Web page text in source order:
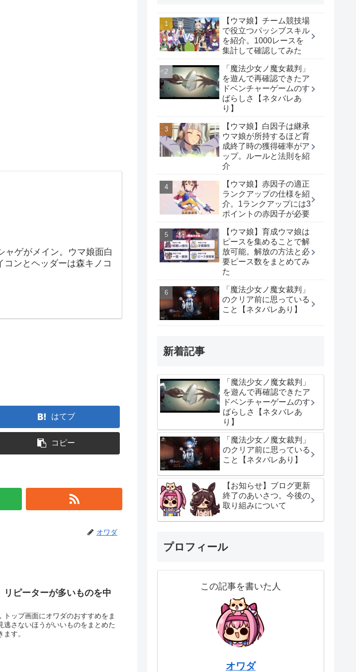
ャゲがメイン。ウマ娘面白
ンとヘッダーは森キノコ
はてブ
コピー
オワダ
リピーターが多いものを中
ップ画面にオワダのおすすめをま
さないほうがいいものをまとめた
す。
【ウマ娘】チーム競技場
で役立つパッシブスキル
を紹介。1000レースを
集計して確認してみた
「魔法少女ノ魔女裁判」
を遊んで再確認できたア
ドベンチャーゲームのす
ばらしさ【ネタバレあ
り】
【ウマ娘】白因子は継承
ウマ娘が所持するほど育
成終了時の獲得確率がア
ップ。ルールと法則を紹
介
【ウマ娘】赤因子の適正
ランクアップの仕様を紹
介。1ランクアップには3
ポイントの赤因子が必要
【ウマ娘】育成ウマ娘は
ピースを集めることで解
放可能。解放の方法と必
要ピース数をまとめてみ
た
「魔法少女ノ魔女裁判」
のクリア前に思っている
こと【ネタバレあり】
新着記事
「魔法少女ノ魔女裁判」
を遊んで再確認できたア
ドベンチャーゲームのす
ばらしさ【ネタバレあ
り】
「魔法少女ノ魔女裁判」
のクリア前に思っている
こと【ネタバレあり】
【お知らせ】ブログ更新
終了のあいさつ。今後の
取り組みについて
プロフィール
この記事を書いた人
オワダ